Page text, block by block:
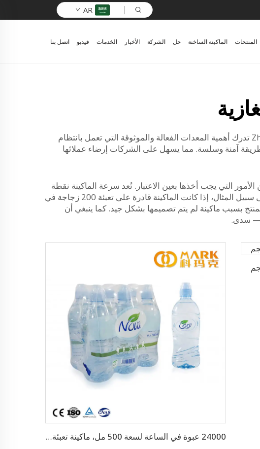
AR
المنتجات الماكينة الساخنة حل الشركة الأخبار الخدمات فيديو اتصل بنا
إذا كنت تفكر في إنتاج المشروبات الغازية، فإن جهاز التعبئة الجيد أمر ضروري. شركة Zhangjiagang Comark تدرك أهمية المعدات الفعالة والموثوقة التي تعمل بانتظام
آمنة وسلسة. مما يسهل على الشركات إرضاء عملائها
التي يجب أخذها بعين الاعتبار. تُعد سرعة الماكينة نقطة
جيدة للبدء. فكلما كانت الماكينة أسرع في تعبئة الزجاجات، زاد عدد المشروبات التي تنتجها في وقت أقل. على سبيل المثال، إذا كانت الماكينة قادرة على تعبئة 200 زجاجة في
بسبب ماكينة لم يتم تصميمها بشكل جيد. كما ينبغي أن
— سدى.
24000 عبوة في الساعة لسعة 500 مل، ماكينة تعبئة أوتوماتيكية بالكامل للمياه المعدنية الشرب (CGF-50-50-15)